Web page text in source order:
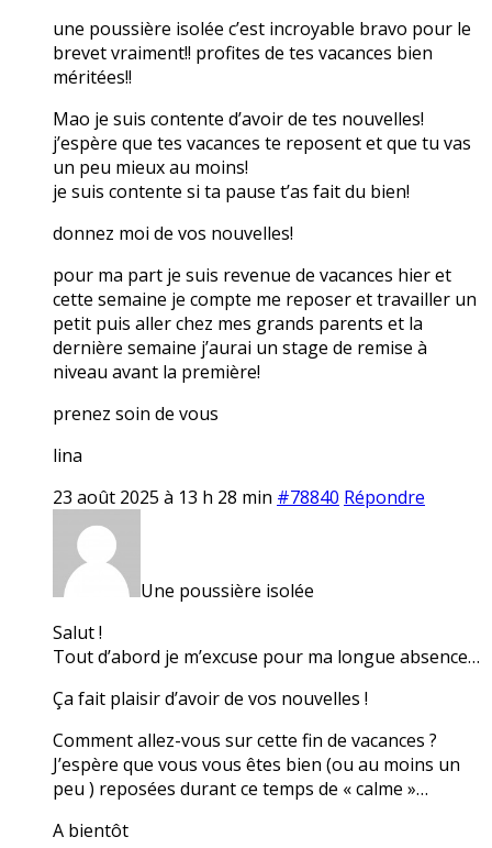
une poussière isolée c’est incroyable bravo pour le
brevet vraiment!! profites de tes vacances bien
méritées!!
Mao je suis contente d’avoir de tes nouvelles!
j’espère que tes vacances te reposent et que tu vas
un peu mieux au moins!
je suis contente si ta pause t’as fait du bien!
donnez moi de vos nouvelles!
pour ma part je suis revenue de vacances hier et
cette semaine je compte me reposer et travailler un
petit puis aller chez mes grands parents et la
dernière semaine j’aurai un stage de remise à
niveau avant la première!
prenez soin de vous
lina
23 août 2025 à 13 h 28 min #78840 Répondre
Une poussière isolée
Salut !
Tout d’abord je m’excuse pour ma longue absence…
Ça fait plaisir d’avoir de vos nouvelles !
Comment allez-vous sur cette fin de vacances ?
J’espère que vous vous êtes bien (ou au moins un
peu ) reposées durant ce temps de « calme »…
A bientôt